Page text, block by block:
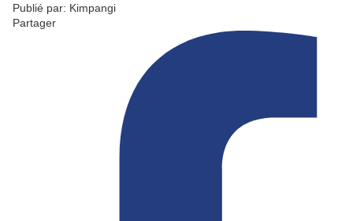
Publié par: Kimpangi
Partager